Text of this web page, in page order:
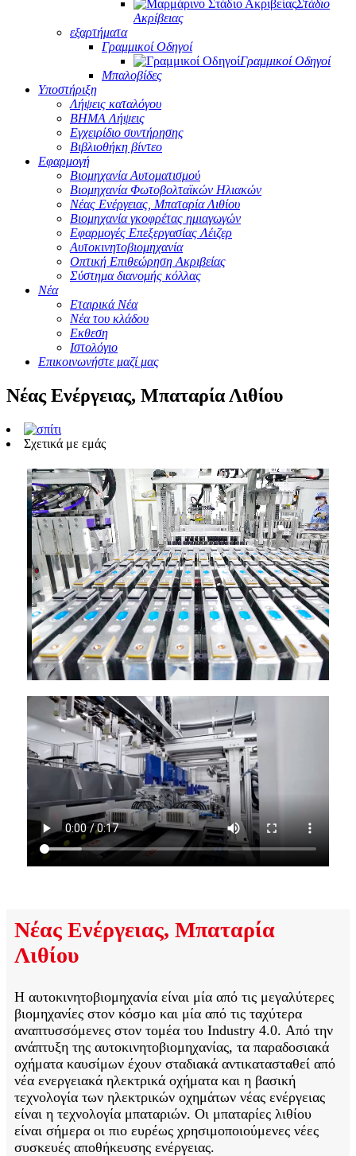
Στάδιο
Ακρίβειας
εξαρτήματα
Γραμμικοί Οδηγοί
Γραμμικοί Οδηγοί
Μπαλοβίδες
Υποστήριξη
Λήψεις καταλόγου
ΒΗΜΑ Λήψεις
Εγχειρίδιο συντήρησης
Βιβλιοθήκη βίντεο
Εφαρμογή
Βιομηχανία Αυτοματισμού
Βιομηχανία Φωτοβολταϊκών Ηλιακών
Νέας Ενέργειας, Μπαταρία Λιθίου
Βιομηχανία γκοφρέτας ημιαγωγών
Εφαρμογές Επεξεργασίας Λέιζερ
Αυτοκινητοβιομηχανία
Οπτική Επιθεώρηση Ακριβείας
Σύστημα διανομής κόλλας
Νέα
Εταιρικά Νέα
Νέα του κλάδου
Εκθεση
Ιστολόγιο
Επικοινωνήστε μαζί μας
Νέας Ενέργειας, Μπαταρία Λιθίου
Σχετικά με εμάς
Νέας Ενέργειας, Μπαταρία
Λιθίου
Η αυτοκινητοβιομηχανία είναι μία από τις μεγαλύτερες
βιομηχανίες στον κόσμο και μία από τις ταχύτερα
αναπτυσσόμενες στον τομέα του Industry 4.0. Από την
ανάπτυξη της αυτοκινητοβιομηχανίας, τα παραδοσιακά
οχήματα καυσίμων έχουν σταδιακά αντικατασταθεί από
νέα ενεργειακά ηλεκτρικά οχήματα και η βασική
τεχνολογία των ηλεκτρικών οχημάτων νέας ενέργειας
είναι η τεχνολογία μπαταριών. Οι μπαταρίες λιθίου
είναι σήμερα οι πιο ευρέως χρησιμοποιούμενες νέες
συσκευές αποθήκευσης ενέργειας.